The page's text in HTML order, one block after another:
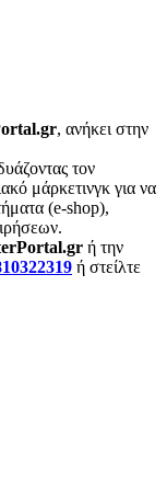
, ανήκει στην
τον
μάρκετινγκ για να
(e-shop),
ή την
ή στείλτε